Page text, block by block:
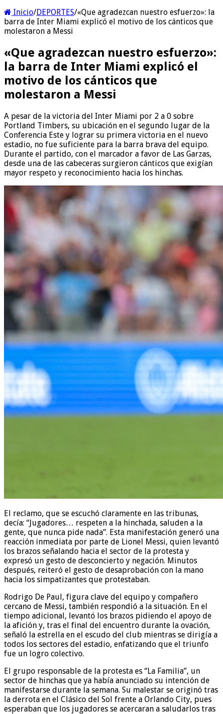
Inicio/DEPORTES/«Que agradezcan nuestro esfuerzo»: la
barra de Inter Miami explicó el motivo de los cánticos que
molestaron a Messi
«Que agradezcan nuestro esfuerzo»:
la barra de Inter Miami explicó el
motivo de los cánticos que
molestaron a Messi
A pesar de la victoria del Inter Miami por 2 a 0 sobre
Portland Timbers, su ubicación en el segundo lugar de la
Conferencia Este y lograr su primera victoria en el nuevo
estadio, no fue suficiente para la barra brava del equipo.
Durante el partido, con el marcador a favor de Las Garzas,
desde una de las cabeceras surgieron cánticos que exigían
mayor respeto y reconocimiento hacia los hinchas.
El reclamo, que se escuchó claramente en las tribunas,
decía: “Jugadores… respeten a la hinchada, saluden a la
gente, que nunca pide nada”. Esta manifestación generó una
reacción inmediata por parte de Lionel Messi, quien levantó
los brazos señalando hacia el sector de la protesta y
expresó un gesto de desconcierto y negación. Minutos
después, reiteró el gesto de desaprobación con la mano
hacia los simpatizantes que protestaban.
Rodrigo De Paul, figura clave del equipo y compañero
cercano de Messi, también respondió a la situación. En el
tiempo adicional, levantó los brazos pidiendo el apoyo de
la afición y, tras el final del encuentro durante la ovación,
señaló la estrella en el escudo del club mientras se dirigía a
todos los sectores del estadio, enfatizando que el triunfo
fue un logro colectivo.
El grupo responsable de la protesta es “La Familia”, un
sector de hinchas que ya había anunciado su intención de
manifestarse durante la semana. Su malestar se originó tras
la derrota en el Clásico del Sol frente a Orlando City, pues
esperaban que los jugadores se acercaran a saludarlos tras